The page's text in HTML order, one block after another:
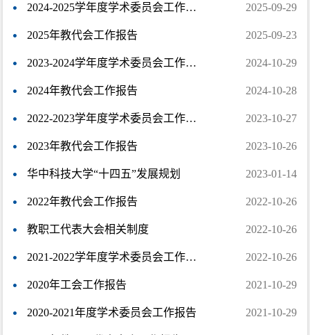
2024-2025学年度学术委员会工作报告 2025-09-29
2025年教代会工作报告 2025-09-23
2023-2024学年度学术委员会工作报告 2024-10-29
2024年教代会工作报告 2024-10-28
2022-2023学年度学术委员会工作报告 2023-10-27
2023年教代会工作报告 2023-10-26
华中科技大学“十四五”发展规划 2023-01-14
2022年教代会工作报告 2022-10-26
教职工代表大会相关制度 2022-10-26
2021-2022学年度学术委员会工作报告 2022-10-26
2020年工会工作报告 2021-10-29
2020-2021年度学术委员会工作报告 2021-10-29